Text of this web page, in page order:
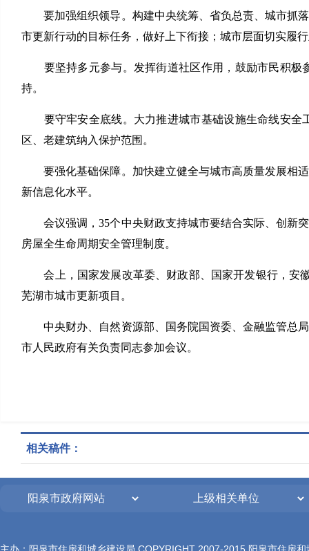
要加强组织领导。构建中央统筹、省负总责、城市抓落
市更新行动的目标任务，做好上下衔接；城市层面切实履
要坚持多元参与。发挥街道社区作用，鼓励市民积极
持。
要守牢安全底线。大力推进城市基础设施生命线安全
区、老建筑纳入保护范围。
要强化基础保障。加快建立健全与城市高质量发展相适
新信息化水平。
会议强调，35个中央财政支持城市要结合实际、创新突
房屋全生命周期安全管理制度。
会上，国家发展改革委、财政部、国家开发银行，安徽
芜湖市城市更新项目。
中央财办、自然资源部、国务院国资委、金融监管总局
市人民政府有关负责同志参加会议。
相关稿件：